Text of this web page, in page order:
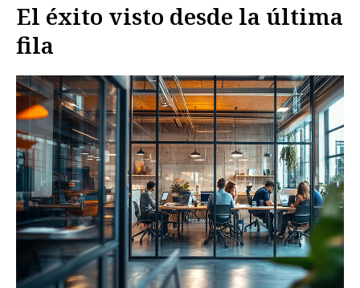
El éxito visto desde la última
fila